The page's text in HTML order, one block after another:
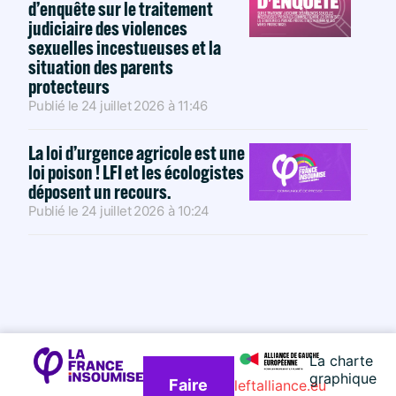
d’enquête sur le traitement
judiciaire des violences
sexuelles incestueuses et la
situation des parents
protecteurs
Publié le 24 juillet 2026 à 11:46
La loi d’urgence agricole est une
loi poison ! LFI et les écologistes
déposent un recours.
Publié le 24 juillet 2026 à 10:24
Faire
La charte
graphique
leftalliance.eu